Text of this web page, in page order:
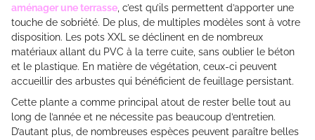
aménager une terrasse, c’est qu’ils permettent d’apporter une
touche de sobriété. De plus, de multiples modèles sont à votre
disposition. Les pots XXL se déclinent en de nombreux
matériaux allant du PVC à la terre cuite, sans oublier le béton
et le plastique. En matière de végétation, ceux-ci peuvent
accueillir des arbustes qui bénéficient de feuillage persistant.
Cette plante a comme principal atout de rester belle tout au
long de l’année et ne nécessite pas beaucoup d’entretien.
D’autant plus, de nombreuses espèces peuvent paraître belles